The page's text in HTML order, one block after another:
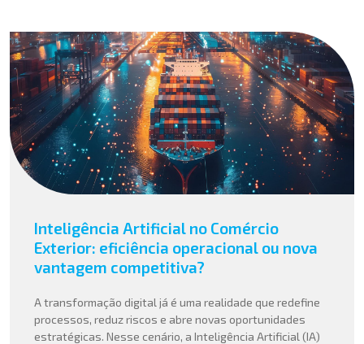
Inteligência Artificial no Comércio
Exterior: eficiência operacional ou nova
vantagem competitiva?
A transformação digital já é uma realidade que redefine
processos, reduz riscos e abre novas oportunidades
estratégicas. Nesse cenário, a Inteligência Artificial (IA)